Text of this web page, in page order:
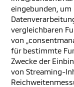
eingebunden,
vergleichbaren
von
für bestimmte
Zwecke der
von Streaming-